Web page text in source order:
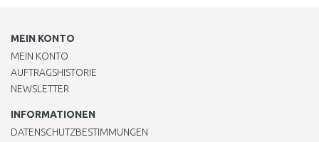
MEIN KONTO
MEIN KONTO
AUFTRAGSHISTORIE
NEWSLETTER
INFORMATIONEN
DATENSCHUTZBESTIMMUNGEN